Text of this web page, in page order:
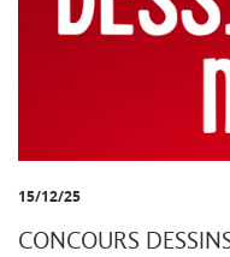
15/12/25
CONCOURS